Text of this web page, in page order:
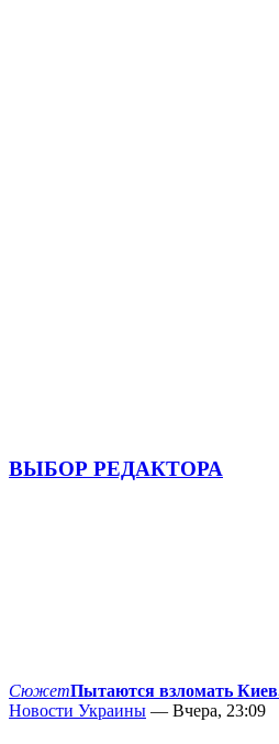
ВЫБОР РЕДАКТОРА
СюжетПытаются взломать
Новости Украины — Вчера, 23:09